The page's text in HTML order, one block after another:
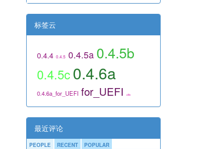
标签云
0.4.4 0.4.5 0.4.5a 0.4.5b
0.4.5c0.4.6a
0.4.6a_for_UEFI for_UEFI utils
最近评论
PEOPLE RECENT POPULAR